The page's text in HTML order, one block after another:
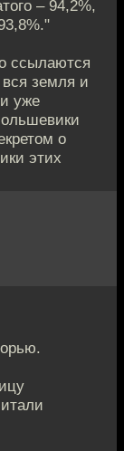
– 94,2%,
ссылаются
вся земля и
уже
о
этих